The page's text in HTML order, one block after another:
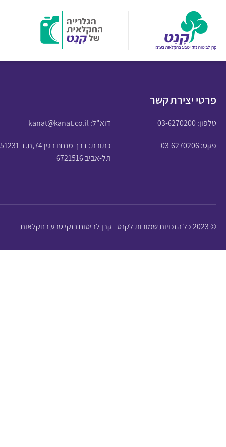
פרטי יצירת קשר
טלפון:03-6270200 דוא"ל:kanat@kanat.co.il
פקס: 03-6270206
כתובת: דרך מנחם בגין 74,ת.ד 51231
תל-אביב 6721516
© 2023 כל הזכויות שמורות לקנט - קרן לביטוח נזקי טבע בחקלאות